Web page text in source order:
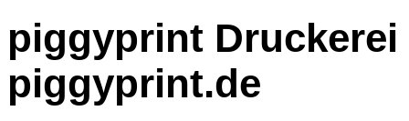
piggyprint
piggyprint.de